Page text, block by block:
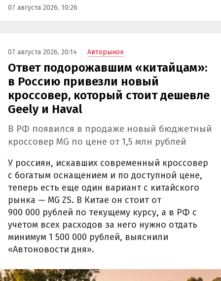
07 августа 2026, 10:26
07 августа 2026, 20:14 Авторынок
Ответ подорожавшим «китайцам»:
в Россию привезли новый
кроссовер, который стоит дешевле
Geely и Haval
В РФ появился в продаже новый бюджетный
кроссовер MG по цене от 1,5 млн рублей
У россиян, искавших современный кроссовер
с богатым оснащением и по доступной цене,
теперь есть еще один вариант с китайского
рынка — MG ZS. В Китае он стоит от
900 000 рублей по текущему курсу, а в РФ с
учетом всех расходов за него нужно отдать
минимум 1 500 000 рублей, выяснили
«Автоновости дня».